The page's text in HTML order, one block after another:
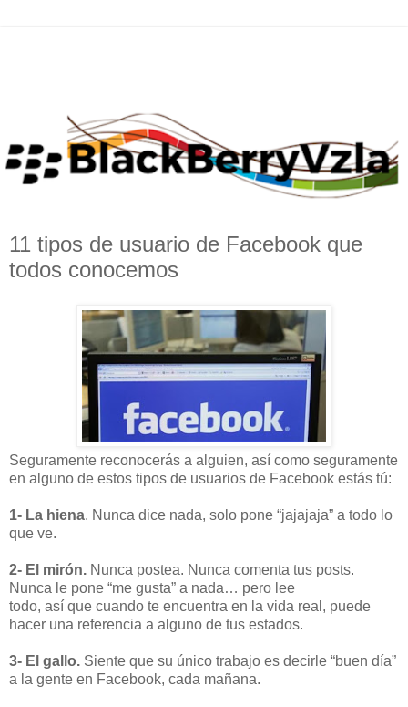
11 tipos de usuario de Facebook que
todos conocemos
Seguramente reconocerás a alguien, así como seguramente
en alguno de estos tipos de usuarios de Facebook estás tú:
1- La hiena. Nunca dice nada, solo pone “jajajaja” a todo lo
que ve.
2- El mirón. Nunca postea. Nunca comenta tus posts.
Nunca le pone “me gusta” a nada… pero lee
todo, así que cuando te encuentra en la vida real, puede
hacer una referencia a alguno de tus estados.
3- El gallo. Siente que su único trabajo es decirle “buen día”
a la gente en Facebook, cada mañana.